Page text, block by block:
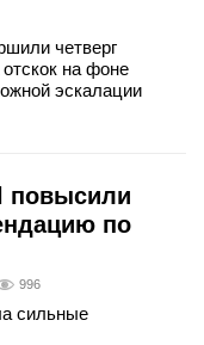
четверг
на фоне
эскалации
повысили
по
996
сильные